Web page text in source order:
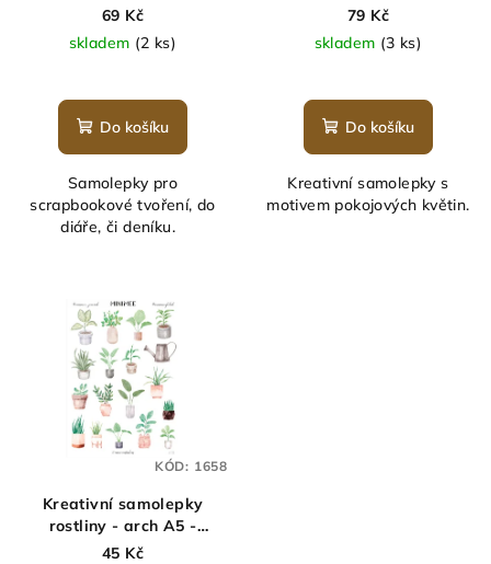
69 Kč
skladem (2 ks)
Do košíku
Samolepky pro
scrapbookové tvoření, do
diáře, či deníku.
79 Kč
skladem (3 ks)
Do košíku
Kreativní samolepky s
motivem pokojových květin.
Kreativní samolepky
rostliny - arch A5 -
MINIMEE
45 Kč
KÓD: 1658